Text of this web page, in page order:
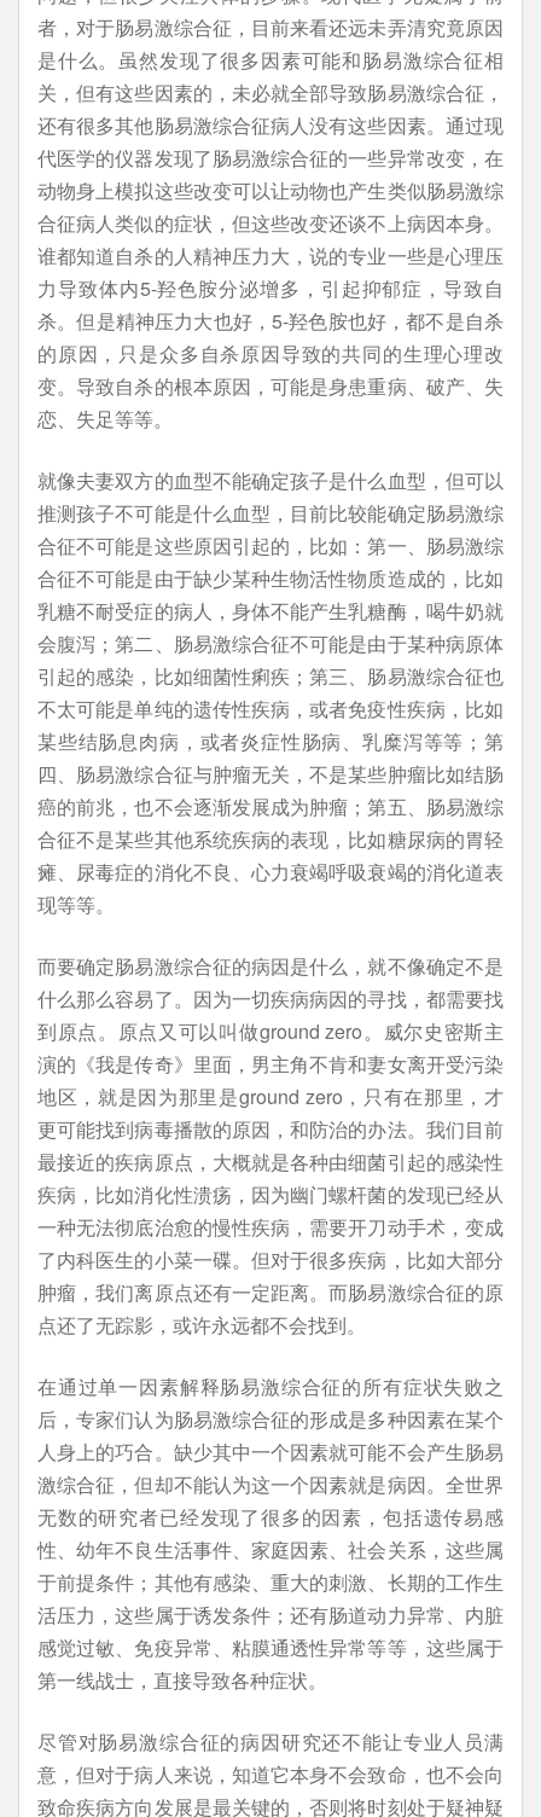
者，对于肠易激综合征，目前来看还远未弄清究竟原因
是什么。虽然发现了很多因素可能和肠易激综合征相
关，但有这些因素的，未必就全部导致肠易激综合征，
还有很多其他肠易激综合征病人没有这些因素。通过现
代医学的仪器发现了肠易激综合征的一些异常改变，在
动物身上模拟这些改变可以让动物也产生类似肠易激综
合征病人类似的症状，但这些改变还谈不上病因本身。
谁都知道自杀的人精神压力大，说的专业一些是心理压
力导致体内5-羟色胺分泌增多，引起抑郁症，导致自
杀。但是精神压力大也好，5-羟色胺也好，都不是自杀
的原因，只是众多自杀原因导致的共同的生理心理改
变。导致自杀的根本原因，可能是身患重病、破产、失
恋、失足等等。
就像夫妻双方的血型不能确定孩子是什么血型，但可以
推测孩子不可能是什么血型，目前比较能确定肠易激综
合征不可能是这些原因引起的，比如：第一、肠易激综
合征不可能是由于缺少某种生物活性物质造成的，比如
乳糖不耐受症的病人，身体不能产生乳糖酶，喝牛奶就
会腹泻；第二、肠易激综合征不可能是由于某种病原体
引起的感染，比如细菌性痢疾；第三、肠易激综合征也
不太可能是单纯的遗传性疾病，或者免疫性疾病，比如
某些结肠息肉病，或者炎症性肠病、乳糜泻等等；第
四、肠易激综合征与肿瘤无关，不是某些肿瘤比如结肠
癌的前兆，也不会逐渐发展成为肿瘤；第五、肠易激综
合征不是某些其他系统疾病的表现，比如糖尿病的胃轻
瘫、尿毒症的消化不良、心力衰竭呼吸衰竭的消化道表
现等等。
而要确定肠易激综合征的病因是什么，就不像确定不是
什么那么容易了。因为一切疾病病因的寻找，都需要找
到原点。原点又可以叫做ground zero。威尔史密斯主
演的《我是传奇》里面，男主角不肯和妻女离开受污染
地区，就是因为那里是ground zero，只有在那里，才
更可能找到病毒播散的原因，和防治的办法。我们目前
最接近的疾病原点，大概就是各种由细菌引起的感染性
疾病，比如消化性溃疡，因为幽门螺杆菌的发现已经从
一种无法彻底治愈的慢性疾病，需要开刀动手术，变成
了内科医生的小菜一碟。但对于很多疾病，比如大部分
肿瘤，我们离原点还有一定距离。而肠易激综合征的原
点还了无踪影，或许永远都不会找到。
在通过单一因素解释肠易激综合征的所有症状失败之
后，专家们认为肠易激综合征的形成是多种因素在某个
人身上的巧合。缺少其中一个因素就可能不会产生肠易
激综合征，但却不能认为这一个因素就是病因。全世界
无数的研究者已经发现了很多的因素，包括遗传易感
性、幼年不良生活事件、家庭因素、社会关系，这些属
于前提条件；其他有感染、重大的刺激、长期的工作生
活压力，这些属于诱发条件；还有肠道动力异常、内脏
感觉过敏、免疫异常、粘膜通透性异常等等，这些属于
第一线战士，直接导致各种症状。
尽管对肠易激综合征的病因研究还不能让专业人员满
意，但对于病人来说，知道它本身不会致命，也不会向
致命疾病方向发展是最关键的，否则将时刻处于疑神疑